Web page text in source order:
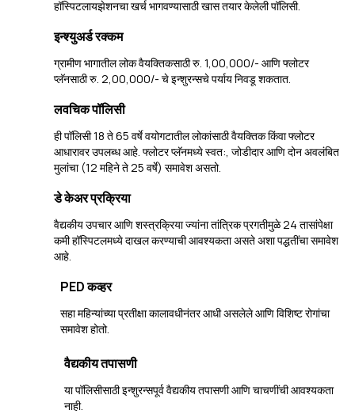
हॉस्पिटलायझेशनचा खर्च भागवण्यासाठी खास तयार केलेली पॉलिसी.
इन्श्युअर्ड रक्कम
ग्रामीण भागातील लोक वैयक्तिकसाठी रु. 1,00,000/- आणि फ्लोटर
प्लॅनसाठी रु. 2,00,000/- चे इन्शुरन्सचे पर्याय निवडू शकतात.
लवचिक पॉलिसी
ही पॉलिसी 18 ते 65 वर्षे वयोगटातील लोकांसाठी वैयक्तिक किंवा फ्लोटर
आधारावर उपलब्ध आहे. फ्लोटर प्लॅनमध्ये स्वत:, जोडीदार आणि दोन अवलंबित
मुलांचा (12 महिने ते 25 वर्षे) समावेश असतो.
डे केअर प्रक्रिया
वैद्यकीय उपचार आणि शस्त्रक्रिया ज्यांना तांत्रिक प्रगतीमुळे 24 तासांपेक्षा
कमी हॉस्पिटलमध्ये दाखल करण्याची आवश्यकता असते अशा पद्धतींचा समावेश
आहे.
PED कव्हर
सहा महिन्यांच्या प्रतीक्षा कालावधीनंतर आधी असलेले आणि विशिष्ट रोगांचा
समावेश होतो.
वैद्यकीय तपासणी
या पॉलिसीसाठी इन्शुरन्सपूर्व वैद्यकीय तपासणी आणि चाचणींची आवश्यकता
नाही.